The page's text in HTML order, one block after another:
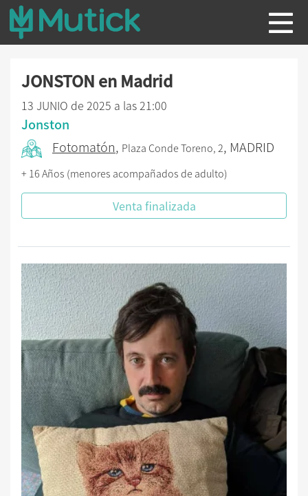
JONSTON en Madrid
13 JUNIO de 2025 a las 21:00
Jonston
Fotomatón, Plaza Conde Toreno, 2, MADRID
+ 16 Años (menores acompañados de adulto)
Venta finalizada